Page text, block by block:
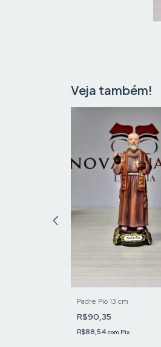
Veja também!
Padre Pio 13 cm
R$90,35
R$88,54 com Pix